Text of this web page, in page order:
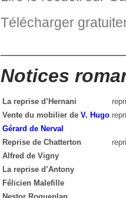
Télécharger
Notices
La reprise d’ Hernani
Vente du mobilier de V. Hugo
Gérard de Nerval
Reprise de Chatterton
Alfred de Vigny
La reprise d’Antony
Félicien Malefille